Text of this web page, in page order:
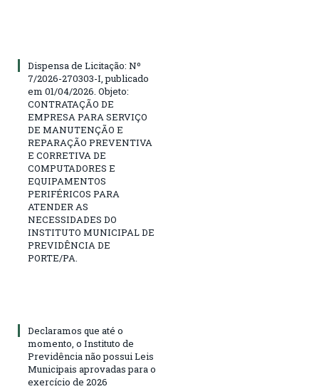
Dispensa de Licitação: Nº
7/2026-270303-I, publicado
em 01/04/2026. Objeto:
CONTRATAÇÃO DE
EMPRESA PARA SERVIÇO
DE MANUTENÇÃO E
REPARAÇÃO PREVENTIVA
E CORRETIVA DE
COMPUTADORES E
EQUIPAMENTOS
PERIFÉRICOS PARA
ATENDER AS
NECESSIDADES DO
INSTITUTO MUNICIPAL DE
PREVIDÊNCIA DE
PORTE/PA.
Declaramos que até o
momento, o Instituto de
Previdência não possui Leis
Municipais aprovadas para o
exercício de 2026